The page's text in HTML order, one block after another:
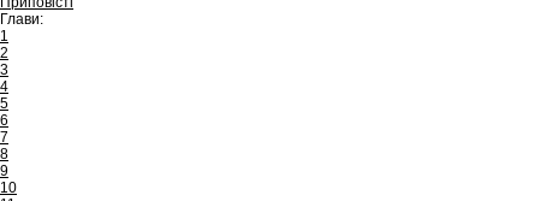
Глави:
1
2
3
4
5
6
7
8
9
10